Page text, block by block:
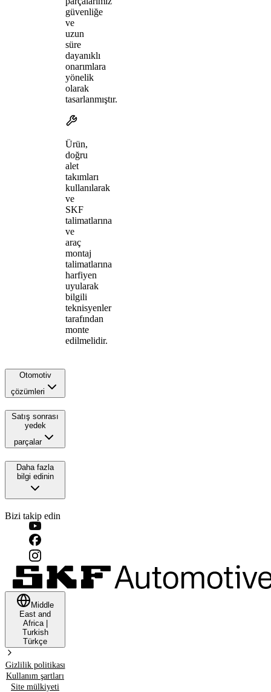
güvenliğe
ve
uzun
süre
dayanıklı
onarımlara
yönelik
olarak
tasarlanmıştır.
Ürün,
doğru
alet
takımları
kullanılarak
ve
SKF
talimatlarına
ve
araç
montaj
talimatlarına
harfiyen
uyularak
bilgili
teknisyenler
tarafından
monte
edilmelidir.
Otomotiv
çözümleri
Satış sonrası
yedek
parçalar
Daha fazla
bilgi edinin
Bizi takip edin
Middle
East and
Africa|
Turkish
Türkçe
Gizlilik politikası
Kullanım şartları
Site mülkiyeti